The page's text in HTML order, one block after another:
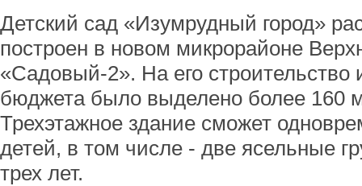
Детский сад «Изумрудный город»
построен в новом микрорайоне
«Садовый-2». На его строительство
бюджета было выделено более 160
Трехэтажное здание сможет
детей, в том числе - две ясельные
трех лет.